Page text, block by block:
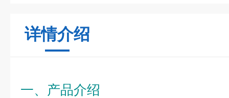
详情介绍
一、产品介绍